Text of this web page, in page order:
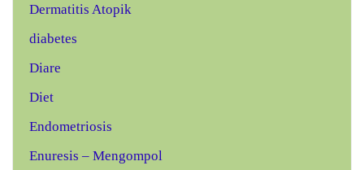
Dermatitis Atopik
diabetes
Diare
Diet
Endometriosis
Enuresis – Mengompol